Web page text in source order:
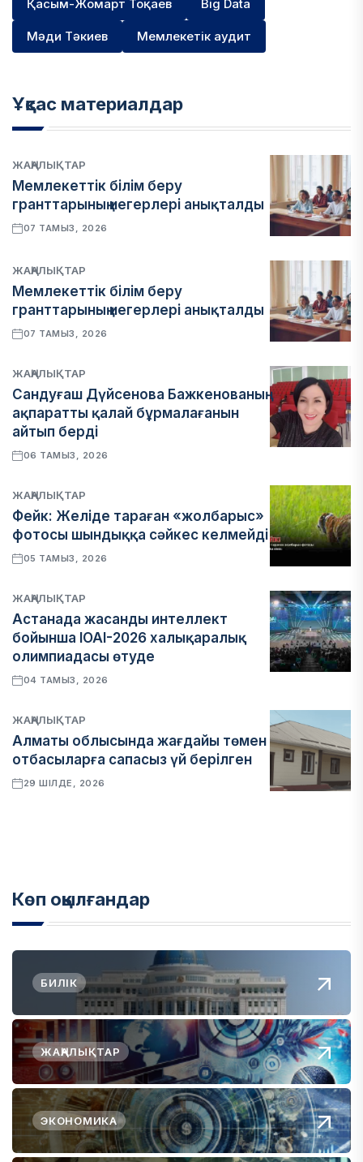
Қасым-Жомарт Тоқаев Big Data
Мәди Тәкиев Мемлекетік аудит
Ұқсас материалдар
ЖАҢАЛЫҚТАР
Мемлекеттік білім беру
гранттарының иегерлері анықталды
07 ТАМЫЗ, 2026
ЖАҢАЛЫҚТАР
Мемлекеттік білім беру
гранттарының иегерлері анықталды
07 ТАМЫЗ, 2026
ЖАҢАЛЫҚТАР
Сандуғаш Дүйсенова Бажкенованың
ақпаратты қалай бұрмалағанын
айтып берді
06 ТАМЫЗ, 2026
ЖАҢАЛЫҚТАР
Фейк: Желіде тараған «жолбарыс»
фотосы шындыққа сәйкес келмейді
05 ТАМЫЗ, 2026
ЖАҢАЛЫҚТАР
Астанада жасанды интеллект
бойынша IOAI-2026 халықаралық
олимпиадасы өтуде
04 ТАМЫЗ, 2026
ЖАҢАЛЫҚТАР
Алматы облысында жағдайы төмен
отбасыларға сапасыз үй берілген
29 ШІЛДЕ, 2026
Көп оқылғандар
БИЛІК
ЖАҢАЛЫҚТАР
ЭКОНОМИКА